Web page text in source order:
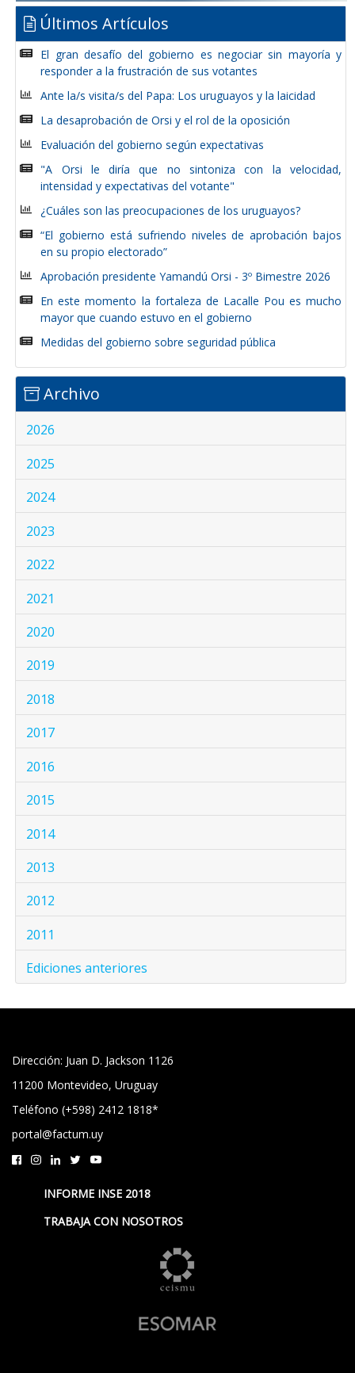
Últimos Artículos
El gran desafío del gobierno es negociar sin mayoría y
responder a la frustración de sus votantes
Ante la/s visita/s del Papa: Los uruguayos y la laicidad
La desaprobación de Orsi y el rol de la oposición
Evaluación del gobierno según expectativas
"A Orsi le diría que no sintoniza con la velocidad,
intensidad y expectativas del votante"
¿Cuáles son las preocupaciones de los uruguayos?
“El gobierno está sufriendo niveles de aprobación bajos
en su propio electorado”
Aprobación presidente Yamandú Orsi - 3º Bimestre 2026
En este momento la fortaleza de Lacalle Pou es mucho
mayor que cuando estuvo en el gobierno
Medidas del gobierno sobre seguridad pública
Archivo
2026
2025
2024
2023
2022
2021
2020
2019
2018
2017
2016
2015
2014
2013
2012
2011
Ediciones anteriores
Dirección: Juan D. Jackson 1126
11200 Montevideo, Uruguay
Teléfono (+598) 2412 1818*
portal@factum.uy
INFORME INSE 2018
TRABAJA CON NOSOTROS